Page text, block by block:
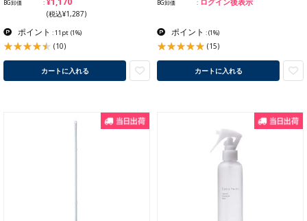
BG卸価
(税込¥1,287)
ポイント : 11pt (1%)
(10)
カートに入れる
BG卸価 ログイン後表示
ポイント :(1%)
(15)
カートに入れる